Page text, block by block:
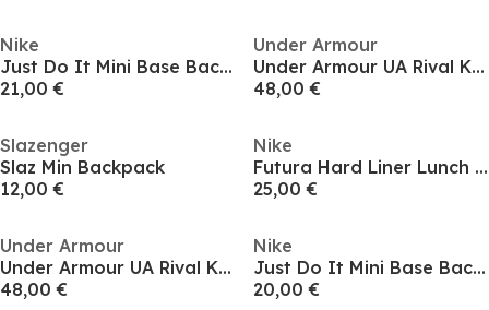
Nike
Just Do It Mini Base Backpack
21,00 €
Under Armour
Under Armour UA Rival Knit Tracksuit Boys
48,00 €
Slazenger
Slaz Min Backpack
12,00 €
Nike
Futura Hard Liner Lunch Box
25,00 €
Under Armour
Under Armour UA Rival Knit Tracksuit Boys
48,00 €
Nike
Just Do It Mini Base Backpack
20,00 €